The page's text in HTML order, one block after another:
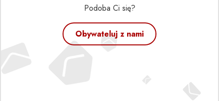
Podoba Ci się?
Obywateluj z nami